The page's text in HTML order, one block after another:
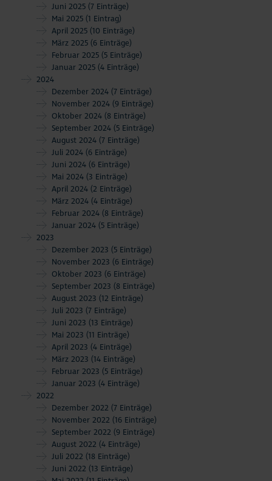
Juni 2025 (7 Einträge)
Mai 2025 (1 Eintrag)
April 2025 (10 Einträge)
März 2025 (6 Einträge)
Februar 2025 (5 Einträge)
Januar 2025 (4 Einträge)
2024
Dezember 2024 (7 Einträge)
November 2024 (9 Einträge)
Oktober 2024 (8 Einträge)
September 2024 (5 Einträge)
August 2024 (7 Einträge)
Juli 2024 (6 Einträge)
Juni 2024 (6 Einträge)
Mai 2024 (3 Einträge)
April 2024 (2 Einträge)
März 2024 (4 Einträge)
Februar 2024 (8 Einträge)
Januar 2024 (5 Einträge)
2023
Dezember 2023 (5 Einträge)
November 2023 (6 Einträge)
Oktober 2023 (6 Einträge)
September 2023 (8 Einträge)
August 2023 (12 Einträge)
Juli 2023 (7 Einträge)
Juni 2023 (13 Einträge)
Mai 2023 (11 Einträge)
April 2023 (4 Einträge)
März 2023 (14 Einträge)
Februar 2023 (5 Einträge)
Januar 2023 (4 Einträge)
2022
Dezember 2022 (7 Einträge)
November 2022 (16 Einträge)
September 2022 (9 Einträge)
August 2022 (4 Einträge)
Juli 2022 (18 Einträge)
Juni 2022 (13 Einträge)